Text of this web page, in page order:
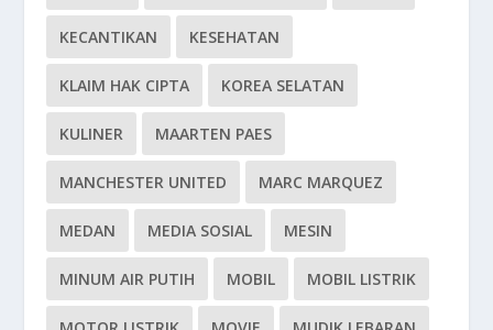
KECANTIKAN KESEHATAN
KLAIM HAK CIPTA KOREA SELATAN
KULINER MAARTEN PAES
MANCHESTER UNITED MARC MARQUEZ
MEDAN MEDIA SOSIAL MESIN
MINUM AIR PUTIH MOBIL MOBIL LISTRIK